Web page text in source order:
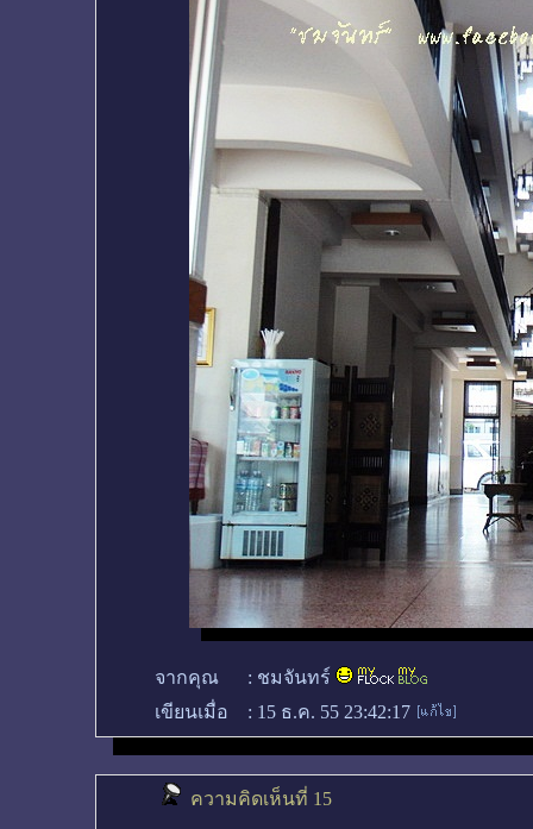
จากคุณ : ชมจันทร์
เขียนเมื่อ
: 15 ธ.ค. 55 23:42:17
ความคิดเห็นที่ 15